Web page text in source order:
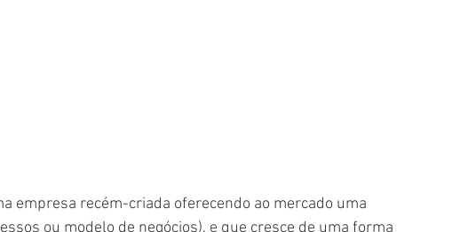
ou modelo de negócios), e que cresce de uma forma